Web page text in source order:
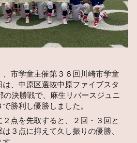
、市学童主催第３６回川崎市学童
、中原区選抜中原ファイブスタ
の決勝戦で、麻生リバースジュニ
で勝利し優勝しました。
点を先取すると、２回・３回と
３点に抑えて久し振りの優勝、